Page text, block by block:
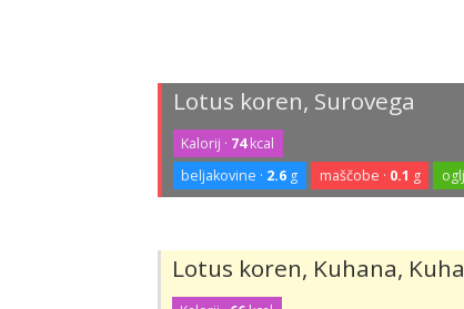
Lotus koren, Surovega
Kalorij · 74kcal
beljakovine · 2.6 g maščobe · 0.1 g
Lotus koren, Kuhana,